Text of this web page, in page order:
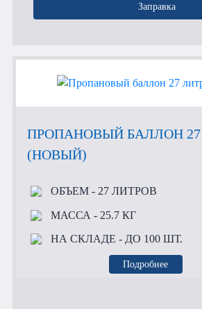
Заправка
ПРОПАНОВЫЙ БАЛЛОН
(НОВЫЙ)
ОБЪЕМ- 27 ЛИТРОВ
МАССА - 25.7 КГ
НА СКЛАДЕ - ДО 100 ШТ.
Подробнее